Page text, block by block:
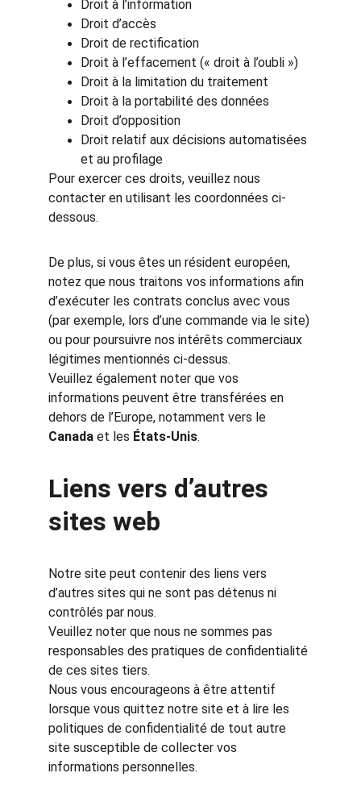
Droit à l’information
Droit d’accès
Droit de rectification
Droit à l’effacement (« droit à l’oubli »)
Droit à la limitation du traitement
Droit à la portabilité des données
Droit d’opposition
Droit relatif aux décisions automatisées
et au profilage
Pour exercer ces droits, veuillez nous
contacter en utilisant les coordonnées ci-
dessous.
De plus, si vous êtes un résident européen,
notez que nous traitons vos informations afin
d’exécuter les contrats conclus avec vous
(par exemple, lors d’une commande via le site)
ou pour poursuivre nos intérêts commerciaux
légitimes mentionnés ci-dessus.
Veuillez également noter que vos
informations peuvent être transférées en
dehors de l’Europe, notamment vers le
Canada et les États-Unis.
Liens vers d’autres
sites web
Notre site peut contenir des liens vers
d’autres sites qui ne sont pas détenus ni
contrôlés par nous.
Veuillez noter que nous ne sommes pas
responsables des pratiques de confidentialité
de ces sites tiers.
Nous vous encourageons à être attentif
lorsque vous quittez notre site et à lire les
politiques de confidentialité de tout autre
site susceptible de collecter vos
informations personnelles.